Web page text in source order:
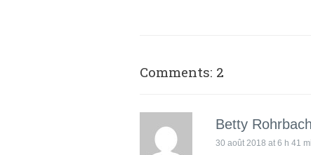
Comments: 2
Betty Rohrbach
30 août 2018 at 6 h 41